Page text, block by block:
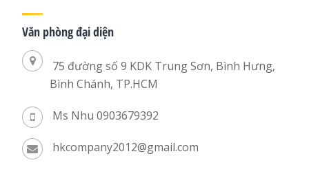
Văn phòng đại diện
75 đường số 9 KDK Trung Sơn, Bình Hưng,
Bình Chánh, TP.HCM
Ms Nhu 0903679392
hkcompany2012@gmail.com